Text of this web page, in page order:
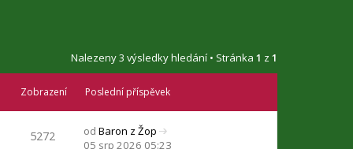
t
Nalezeny 3 výsledky hledání • Stránka 1 z 1
Zobrazení Poslední příspěvek
5272 od Baron z Žop
Z
05 srp 2026 05:23